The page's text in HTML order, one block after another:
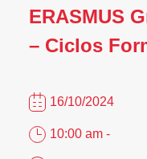
ERASMUS
– Ciclos
16/10/2024
10:00 am -